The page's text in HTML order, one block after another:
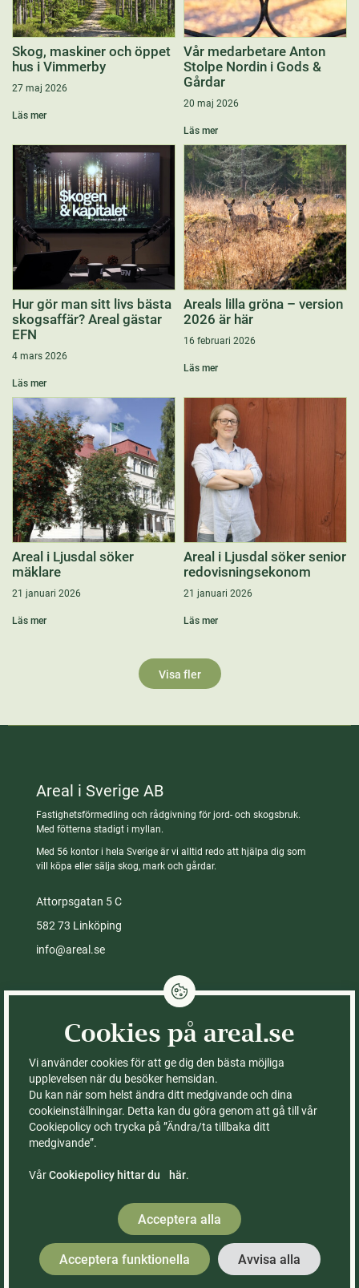
Skog, maskiner och öppet
hus i Vimmerby
27 maj 2026
Läs mer
Vår medarbetare Anton
Stolpe Nordin i Gods &
Gårdar
20 maj 2026
Läs mer
Hur gör man sitt livs bästa
skogsaffär? Areal gästar
EFN
4 mars 2026
Läs mer
Areals lilla gröna – version
2026 är här
16 februari 2026
Läs mer
Areal i Ljusdal söker
mäklare
21 januari 2026
Läs mer
Areal i Ljusdal söker senior
redovisningsekonom
21 januari 2026
Läs mer
Visa fler
Areal i Sverige AB
Fastighetsförmedling och rådgivning för jord- och skogsbruk.
Med fötterna stadigt i myllan.
Med 56 kontor i hela Sverige är vi alltid redo att hjälpa dig som
vill köpa eller sälja skog, mark och gårdar.
Attorpsgatan 5 C
582 73 Linköping
info@areal.se
Integritetspolicy
Cookies på areal.se
Fastigheter till salu
Köpa skog
Köpa gård
Köpa åker
Sälja med Areal
Kontor
Om Areal
Ledning & styrelse
FAQ – vanliga frågor
skogsfastighet
Cookies på areal.se
Vi använder cookies för att ge dig den bästa möjliga
upplevelsen när du besöker hemsidan.
Du kan när som helst ändra ditt medgivande och dina
cookieinställningar. Detta kan du göra genom att gå till vår
Cookiepolicy och trycka på ”Ändra/ta tillbaka ditt
medgivande”.
VårCookiepolicy hittar du här.
Acceptera alla
Acceptera funktionella Avvisa alla